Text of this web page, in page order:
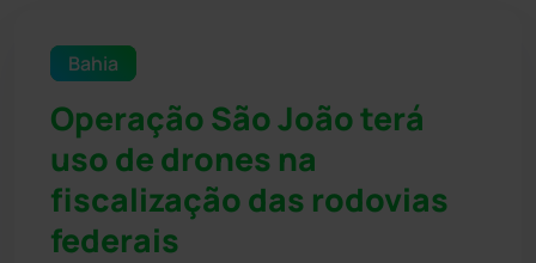
Bahia
Operação São João terá
uso de drones na
fiscalização das rodovias
federais